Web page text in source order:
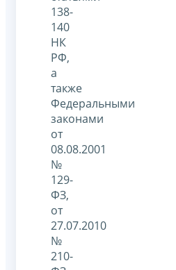
138-
140
НК
РФ,
а
также
Федеральными
законами
от
08.08.2001
№
129-
ФЗ,
от
27.07.2010
№
210-